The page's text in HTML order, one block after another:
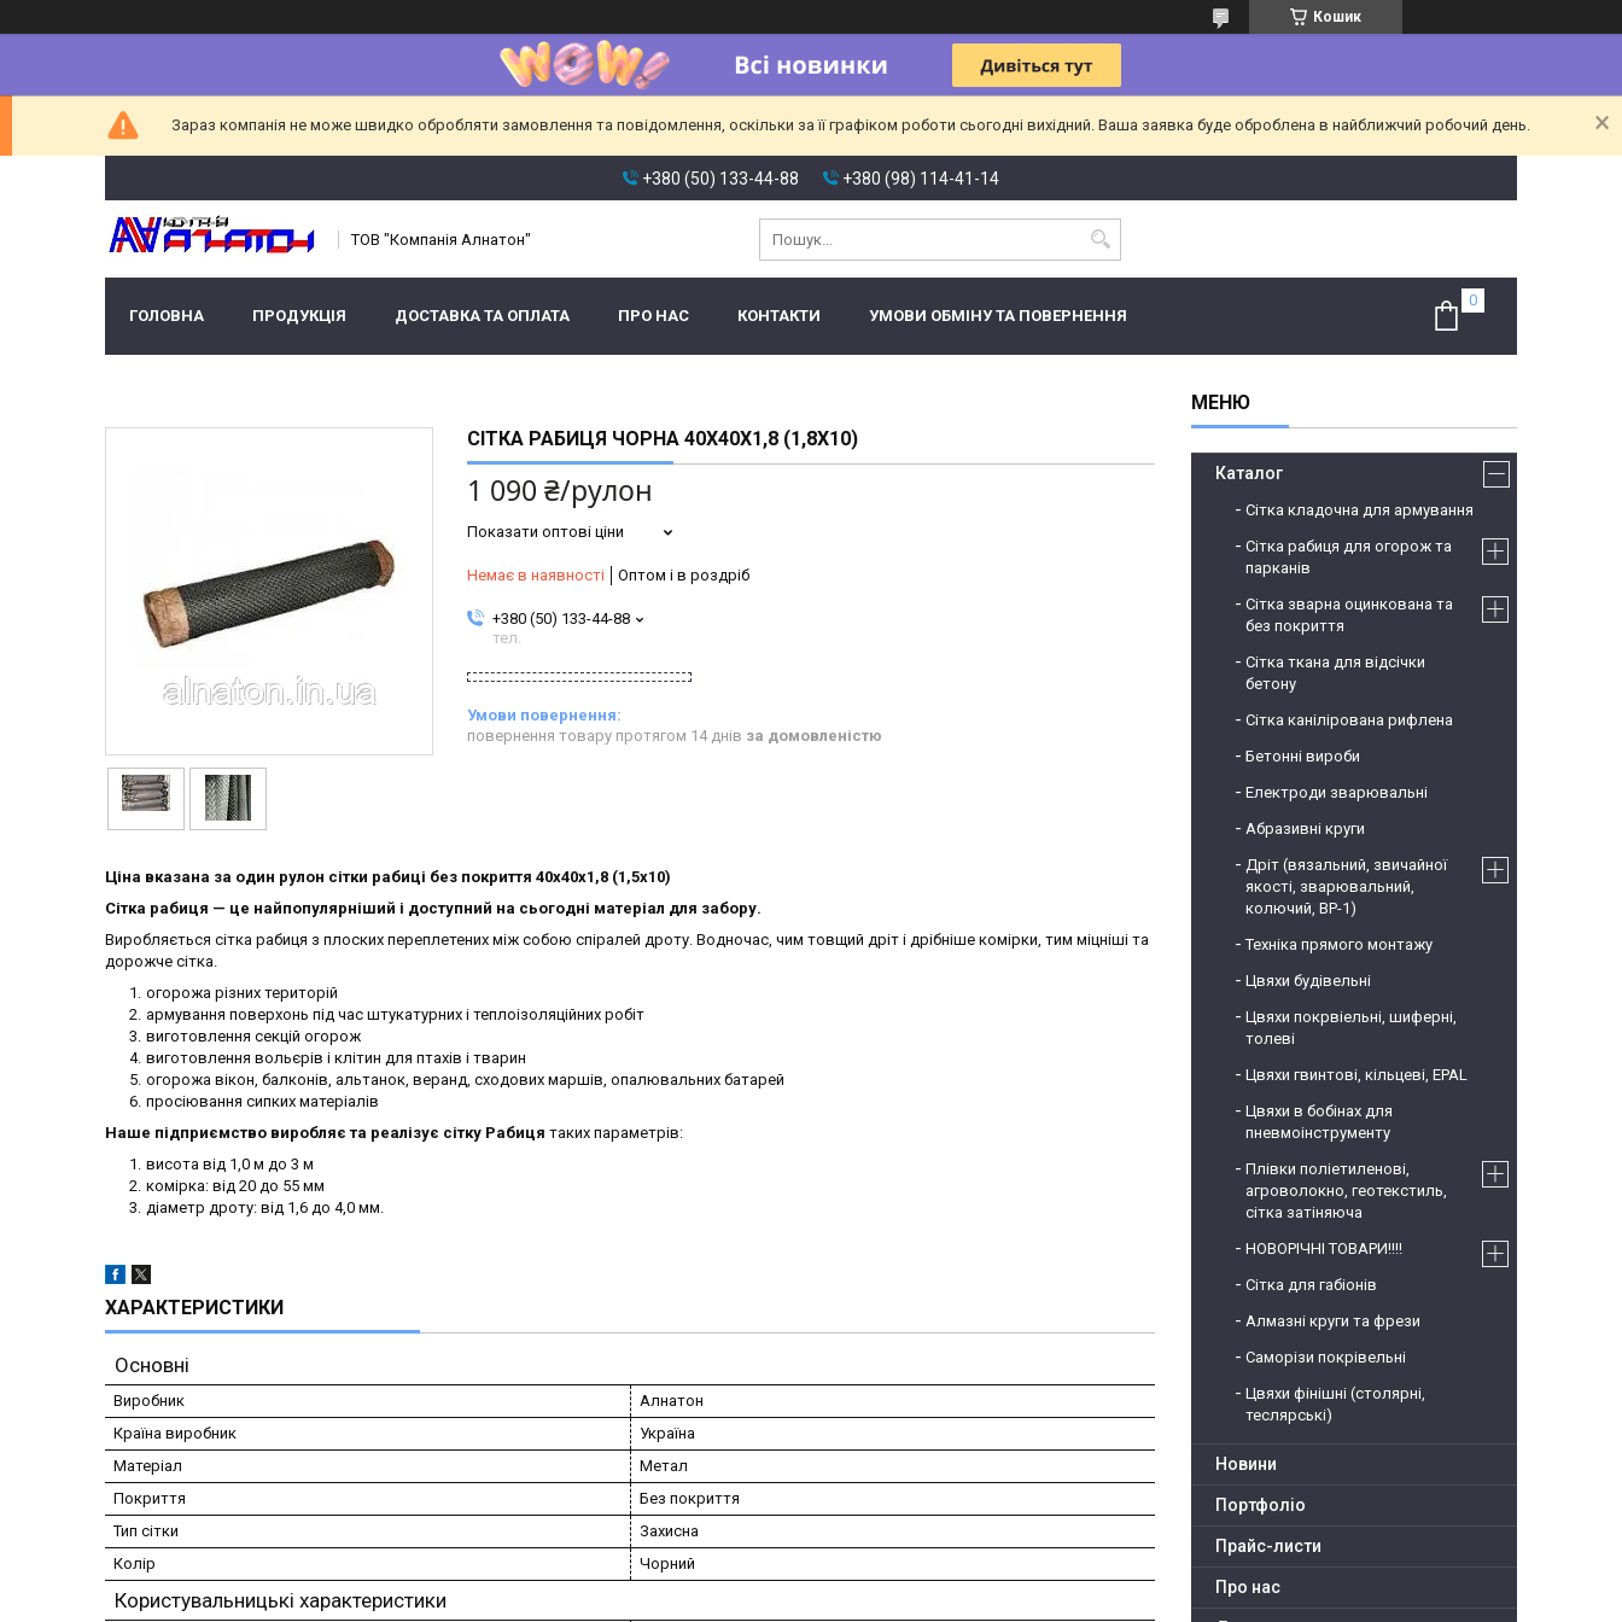
Кошик
Зараз компанія не може швидко обробляти замовлення та повідомлення, оскільки за її графіком роботи сьогодні вихідний. Ваша заявка буде оброблена в найближчий робочий день.
+380 (50) 133-44-88 +380 (98) 114-41-14
ТОВ "Компанія Алнатон"
ГОЛОВНА ПРОДУКЦІЯ ДОСТАВКА ТА ОПЛАТА ПРО НАС КОНТАКТИ УМОВИ ОБМІНУ ТА ПОВЕРНЕННЯ
СІТКА РАБИЦЯ ЧОРНА 40Х40Х1,8 (1,8Х10)
1 090 ₴/рулон
Показати оптові ціни
Немає в наявності Оптом і в роздріб
+380 (50) 133-44-88
тел.
повернення товару протягом 14 днів за домовленістю
Ціна вказана за один рулон сітки рабиці без покриття 40х40х1,8 (1,5х10)
Сітка рабиця — це найпопулярніший і доступний на сьогодні матеріал для забору.
Виробляється сітка рабиця з плоских переплетених між собою спіралей дроту. Водночас, чим товщий дріт і дрібніше комірки, тим міцніші та
дорожче сітка.
огорожа різних територій
армування поверхонь під час штукатурних і теплоізоляційних робіт
виготовлення секцій огорож
виготовлення вольєрів і клітин для птахів і тварин
огорожа вікон, балконів, альтанок, веранд, сходових маршів, опалювальних батарей
просіювання сипких матеріалів
Наше підприємство виробляє та реалізує сітку Рабиця таких параметрів:
висота від 1,0 м до 3 м
комірка: від 20 до 55 мм
діаметр дроту: від 1,6 до 4,0 мм.
ХАРАКТЕРИСТИКИ
Основні
Виробник
Алнатон
Країна виробник
Україна
Матеріал
Метал
Покриття
Без покриття
Тип сітки
Захисна
Колір
Чорний
Користувальницькі характеристики
Каталог
Сітка кладочна для армування
Сітка рабиця для огорож та
парканів
Сітка зварна оцинкована та
без покриття
Сітка ткана для відсічки
бетону
Сітка канілірована рифлена
Бетонні вироби
Електроди зварювальні
Абразивні круги
Дріт (вязальний, звичайної
якості, зварювальний,
колючий, ВР-1)
Техніка прямого монтажу
Цвяхи будівельні
Цвяхи покрвіельні, шиферні,
толеві
Цвяхи гвинтові, кільцеві, EPAL
Цвяхи в бобінах для
пневмоінструменту
Плівки поліетиленові,
агроволокно, геотекстиль,
сітка затіняюча
НОВОРІЧНІ ТОВАРИ!!!!
Сітка для габіонів
Алмазні круги та фрези
Саморізи покрівельні
Цвяхи фінішні (столярні,
теслярські)
Новини
Портфоліо
Прайс-листи
Про нас